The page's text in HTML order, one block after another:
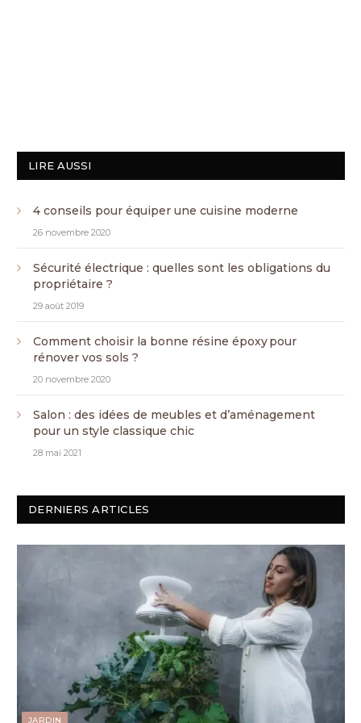
LIRE AUSSI
4 conseils pour équiper une cuisine moderne
26 novembre 2020
Sécurité électrique : quelles sont les obligations du
propriétaire ?
29 août 2019
Comment choisir la bonne résine époxy pour
rénover vos sols ?
20 novembre 2020
Salon : des idées de meubles et d’aménagement
pour un style classique chic
28 mai 2021
DERNIERS ARTICLES
JARDIN